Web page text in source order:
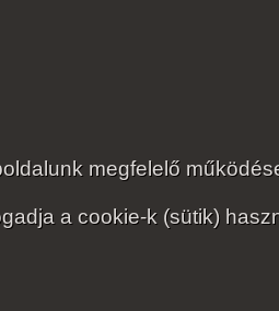
megfelelő
a cookie-k (sütik)